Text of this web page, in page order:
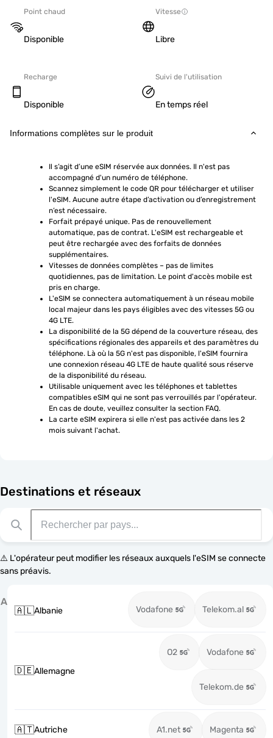
Point chaud
Disponible
Vitesse
Libre
Recharge
Disponible
Suivi de l'utilisation
En temps réel
Informations complètes sur le produit
Il s’agit d’une eSIM réservée aux données. Il n'est pas
accompagné d'un numéro de téléphone.
Scannez simplement le code QR pour télécharger et utiliser
l'eSIM. Aucune autre étape d’activation ou d’enregistrement
n’est nécessaire.
Forfait prépayé unique. Pas de renouvellement
automatique, pas de contrat. L'eSIM est rechargeable et
peut être rechargée avec des forfaits de données
supplémentaires.
Vitesses de données complètes – pas de limites
quotidiennes, pas de limitation. Le point d'accès mobile est
pris en charge.
L'eSIM se connectera automatiquement à un réseau mobile
local majeur dans les pays éligibles avec des vitesses 5G ou
4G LTE.
La disponibilité de la 5G dépend de la couverture réseau, des
spécifications régionales des appareils et des paramètres du
téléphone. Là où la 5G n'est pas disponible, l'eSIM fournira
une connexion réseau 4G LTE de haute qualité sous réserve
de la disponibilité du réseau.
Utilisable uniquement avec les téléphones et tablettes
compatibles eSIM qui ne sont pas verrouillés par l'opérateur.
En cas de doute, veuillez consulter la section FAQ.
La carte eSIM expirera si elle n'est pas activée dans les 2
mois suivant l'achat.
Destinations et réseaux
⚠️ L'opérateur peut modifier les réseaux auxquels l'eSIM se connecte
sans préavis.
A
🇦🇱Albanie Vodafone Telekom.al
🇩🇪Allemagne
O2 Vodafone
Telekom.de
🇦🇹Autriche A1.net Magenta